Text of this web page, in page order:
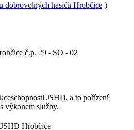
)
JSHD, a to pořízení
výkonem služby.